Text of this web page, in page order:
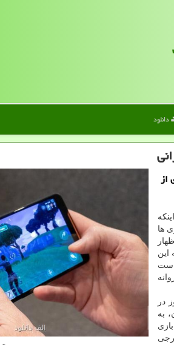
دانلود
از
ها
به این
۱۱ هزار مجوز در
به
بازی خارجی